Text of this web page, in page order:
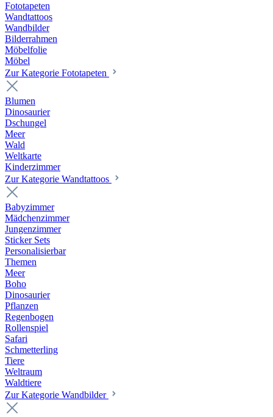
Fototapeten
Wandtattoos
Wandbilder
Bilderrahmen
Möbelfolie
Möbel
Zur Kategorie Fototapeten
Blumen
Dinosaurier
Dschungel
Meer
Wald
Weltkarte
Kinderzimmer
Zur Kategorie Wandtattoos
Babyzimmer
Mädchenzimmer
Jungenzimmer
Sticker Sets
Personalisierbar
Themen
Meer
Boho
Dinosaurier
Pflanzen
Regenbogen
Rollenspiel
Safari
Schmetterling
Tiere
Weltraum
Waldtiere
Zur Kategorie Wandbilder